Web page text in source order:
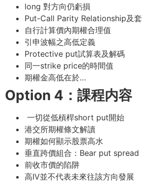
long 對方向仍虧損
Put-Call Parity Relationship及
自行計算價內期權合理值
引申波幅之高低定義
Protective put試算表及解碼
同一strike price的時間值
期權金高低在於…
Option 4：課程内容
一切從低槓桿short put開始
港交所期權條文解讀
期權如何顯示股票高水
垂直跨價組合：Bear put spread
前收市價的陷阱
高IV並不代表未來往該方向發展